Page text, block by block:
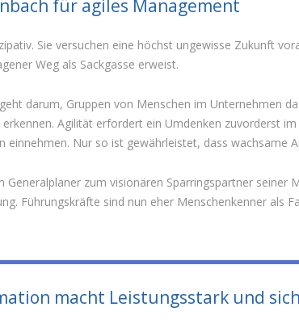
für agiles Management
Sie versuchen eine höchst ungewisse Zukunft
Weg als Sackgasse erweist.
darum, Gruppen von Menschen im Unternehmen
Agilität erfordert ein Umdenken zuvorderst
einnehmen. Nur so ist gewährleistet, dass wachsame
zum visionären Sparringspartner seiner
Führungskräfte sind nun eher Menschenkenner als
macht Leistungsstark und